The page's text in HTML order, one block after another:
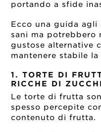
portando a sfide
Ecco una guida agli
sani ma potrebbero
gustose alternative
mantenere stabile la
1. TORTE DI
RICCHE DI
Le torte di frutta
spesso percepite
contenuto di frutta.